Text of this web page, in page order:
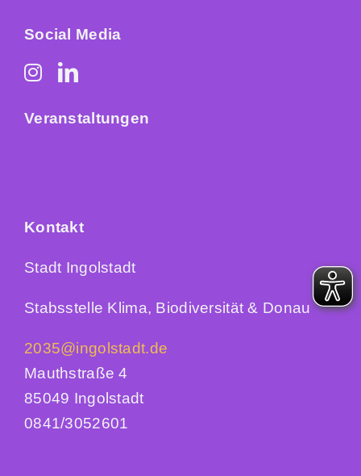
Social Media
Veranstaltungen
Kontakt
Stadt Ingolstadt
Stabsstelle Klima, Biodiversität & Donau
2035@ingolstadt.de
Mauthstraße 4
85049 Ingolstadt
0841/3052601